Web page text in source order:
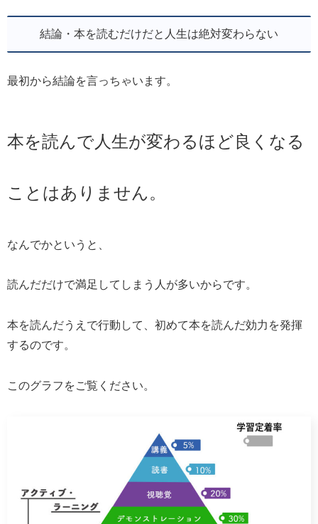
結論・本を読むだけだと人生は絶対変わらない
最初から結論を言っちゃいます。
本を読んで人生が変わるほど良くなる
ことはありません。
なんでかというと、
読んだだけで満足してしまう人が多いからです。
本を読んだうえで行動して、初めて本を読んだ効力を発揮
するのです。
このグラフをご覧ください。